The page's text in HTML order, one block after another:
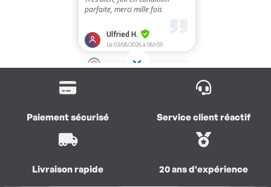
Paiement sécurisé Service client réactif
Livraison rapide 20 ans d'expérience